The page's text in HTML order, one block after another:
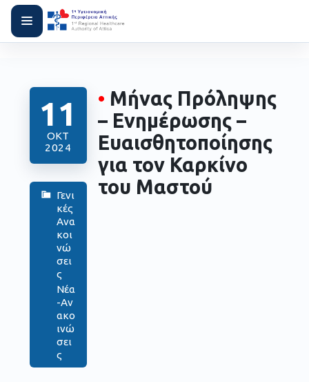
11
ΟΚΤ
2024
Γενι
κές
Ανα
κοι
νώ
σει
ς
Νέα
-Αν
ακο
ινώ
σει
ς
• Μήνας Πρόληψης
– Ενημέρωσης –
Ευαισθητοποίησης
για τον Καρκίνο
του Μαστού